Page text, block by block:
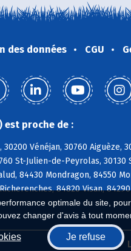
optimale du site,
changer d'avis à tout
Je refuse
des données CGU
est proche de :
Vénéjan, 30760 Aiguèze,
St-Julien-de-Peyrolas,
84430 Mondragon, 84550
84820 Visan,
Biocoop.fr